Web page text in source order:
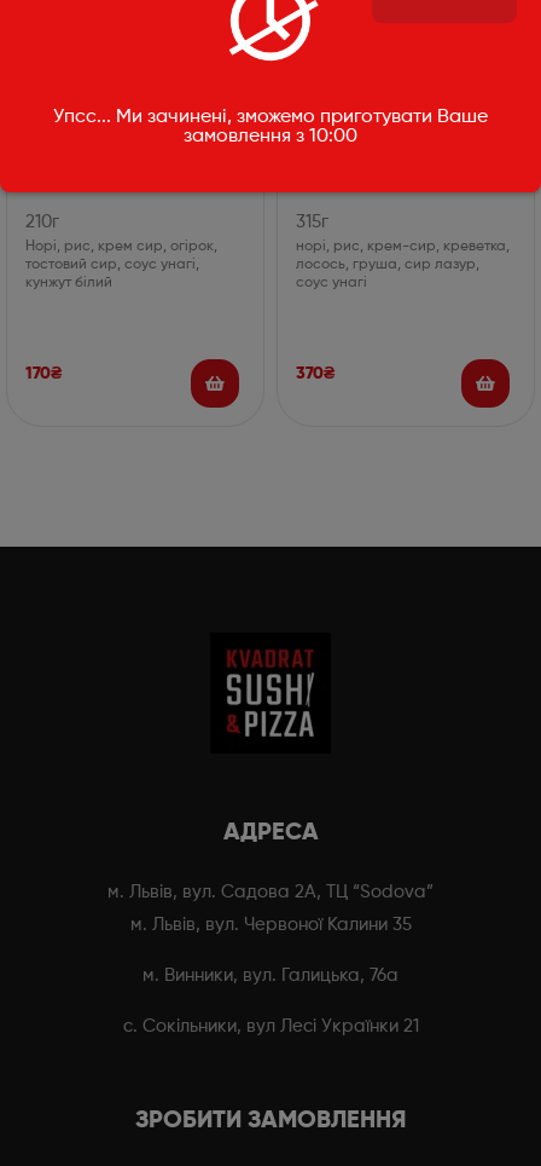
210г
Норі, рис, крем сир, огірок,
тостовий сир, соус унагі,
кунжут білий
170₴
315г
норі, рис, крем-сир, креветка,
лосось, груша, сир лазур,
соус унагі
370₴
АДРЕСА
м. Львів, вул. Садова 2А, ТЦ “Sodova”
м. Львів, вул. Червоної Калини 35
м. Винники, вул. Галицька, 76а
с. Сокільники, вул Лесі Українки 21
ЗРОБИТИ ЗАМОВЛЕННЯ
Упсс... Ми зачинені, зможемо приготувати Ваше
замовлення з 10:00